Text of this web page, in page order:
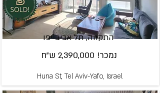
התקווה, תל אביב יפו
נמכר! 2,390,000 ש"ח
Huna St, Tel Aviv-Yafo, Israel